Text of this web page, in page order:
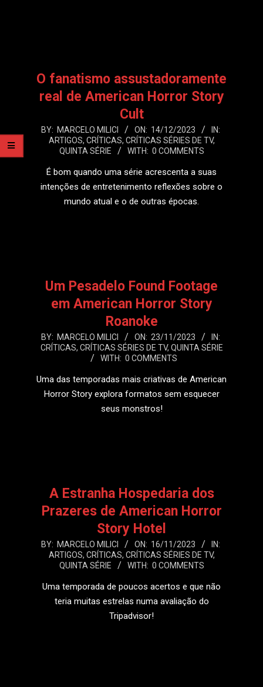
O fanatismo assustadoramente
real de American Horror Story
Cult
2023-
BY: MARCELO MILICI ON: 14/12/2023
IN:
ARTIGOS, CRÍTICAS, CRÍTICAS SÉRIES DE TV,
QUINTA SÉRIE
WITH: 0 COMMENTS
É bom quando uma série acrescenta a suas
intenções de entretenimento reflexões sobre o
mundo atual e o de outras épocas.
Um Pesadelo Found Footage
em American Horror Story
Roanoke
2023-
11-
BY: MARCELO MILICI ON: 23/11/2023
IN:
CRÍTICAS, CRÍTICAS SÉRIES DE TV, QUINTA SÉRIE
WITH: 0 COMMENTS
Uma das temporadas mais criativas de American
Horror Story explora formatos sem esquecer
seus monstros!
A Estranha Hospedaria dos
Prazeres de American Horror
Story Hotel
2023-
BY: MARCELO MILICI ON: 16/11/2023
IN:
ARTIGOS, CRÍTICAS, CRÍTICAS SÉRIES DE TV,
QUINTA SÉRIE
WITH: 0 COMMENTS
Uma temporada de poucos acertos e que não
teria muitas estrelas numa avaliação do
Tripadvisor!